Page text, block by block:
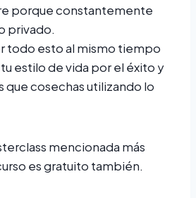
porque constantemente
privado.
todo esto al mismo tiempo
estilo de vida por el éxito y
que cosechas utilizando lo
mencionada más
es gratuito también.